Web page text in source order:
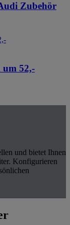
Zubehör
um 52,-
und bietet Ihnen
Konfigurieren